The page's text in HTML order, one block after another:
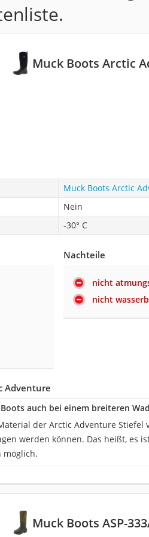
Muck Boots Arctic
Muck Boots Arctic
Nein
-30° C
Nachteile
nicht
nicht
Adventure
auch bei einem breiteren
der Arctic Adventure Stiefel
werden können. Das heißt, es
möglich.
Muck Boots ASP-